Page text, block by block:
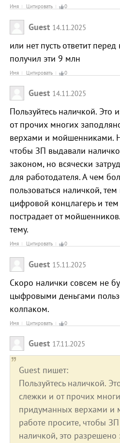
Имя Цитировать 0
Guest 14.11.2025
или нет пусть ответит
получил эти 9 млн
Имя Цитировать 0
Guest 14.11.2025
Пользуйтесь наличкой. Это
от прочих многих
верхами и мойшенниками.
чтобы ЗП выдавали
законом, но всячески
для работодателя. А чем
пользоваться наличкой,
цифровой концлагерь и
пострадает от
тему.
Имя Цитировать 0
Guest 15.11.2025
Скоро налички совсем не
цыфровыми деньгами
колпаком.
Имя Цитировать 0
Guest 17.11.2025
Guest пишет:
Пользуйтесь наличкой.
слежки и от прочих
придуманных верхами и
работе просите, чтобы
наличкой, это